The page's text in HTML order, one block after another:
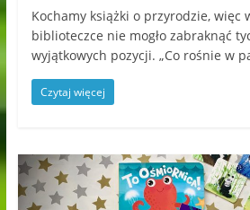
Kochamy książki o przyrodzie, więc
biblioteczce nie mogło zabraknąć
wyjątkowych pozycji. „Co rośnie w
Czytaj więcej